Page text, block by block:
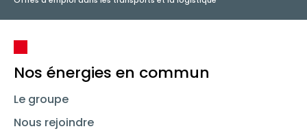
Nos énergies en commun
Le groupe
Nous rejoindre